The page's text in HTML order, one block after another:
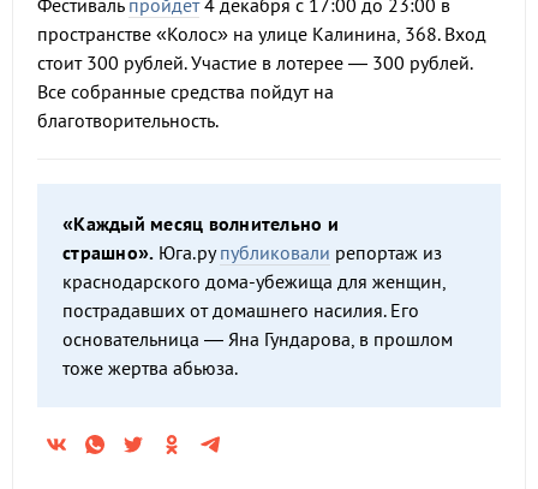
Фестиваль пройдет4 декабря с 17:00 до 23:00 в
пространстве «Колос» на улице Калинина, 368. Вход
стоит 300 рублей. Участие в лотерее — 300 рублей.
Все собранные средства пойдут на
благотворительность.
«Каждый месяц волнительно и
страшно». Юга.рупубликовали репортаж из
краснодарского дома-убежища для женщин,
пострадавших от домашнего насилия. Его
основательница — Яна Гундарова, в прошлом
тоже жертва абьюза.